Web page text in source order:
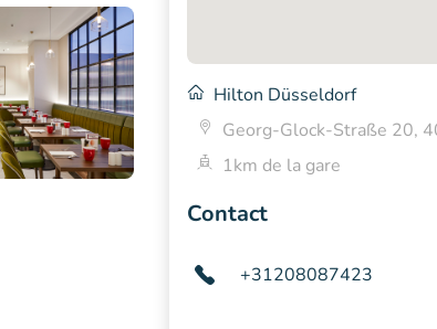
Hilton Düsseldorf
Georg-Glock-Straße 20,
1km de la gare
Contact
+31208087423